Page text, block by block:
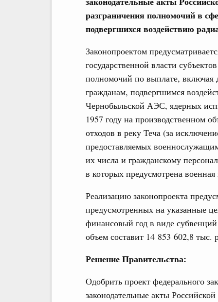
разграничения полномочий в
подвергшихся воздействию
Законопроектом
государственной власти
полномочий по выплате,
гражданам, подвергшимся
Чернобыльской АЭС, ядерных
1957 году на производственном
отходов в реку Теча (за
предоставляемых
их числа и гражданскому
в которых предусмотрена
Реализацию законопроекта
предусмотренных на указанные
финансовый год в виде
объем составит 14 853 602,8 тыс.
Решение Правительства:
Одобрить проект федерального
законодательные акты